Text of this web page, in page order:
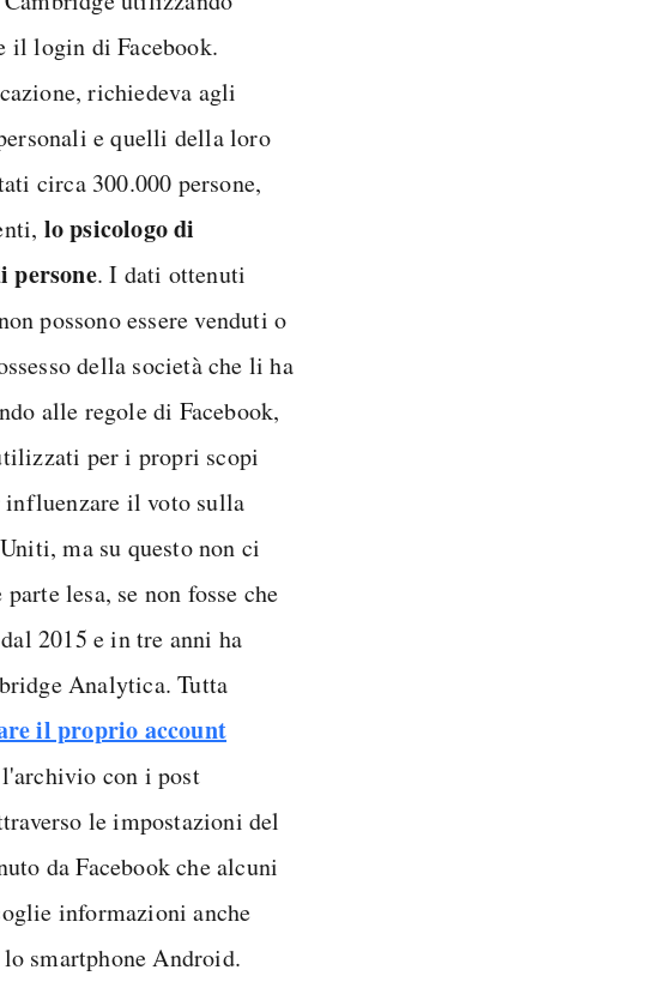
il login di Facebook.
richiedeva agli
e quelli della loro
circa 300.000 persone,
lo psicologo di
persone. I dati ottenuti
possono essere venduti o
della società che li ha
alle regole di Facebook,
per i propri scopi
il voto sulla
ma su questo non ci
lesa, se non fosse che
2015 e in tre anni ha
Analytica. Tutta
il proprio account
con i post
le impostazioni del
da Facebook che alcuni
informazioni anche
smartphone Android.